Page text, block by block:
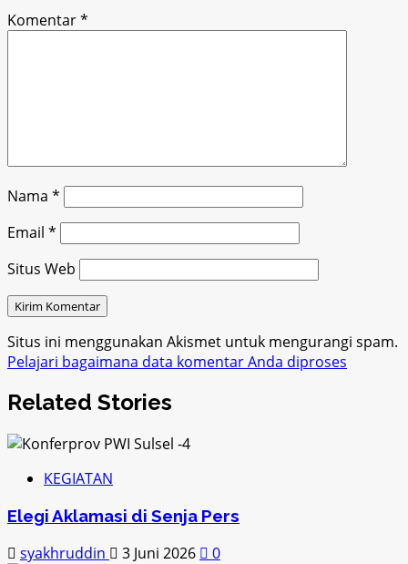
Komentar*
Nama *
Email *
Situs Web
Situs ini menggunakan Akismet untuk mengurangi spam.
Pelajari bagaimana data komentar Anda diproses
Related Stories
KEGIATAN
Elegi Aklamasi di Senja Pers
syakhruddin
3 Juni 2026 0